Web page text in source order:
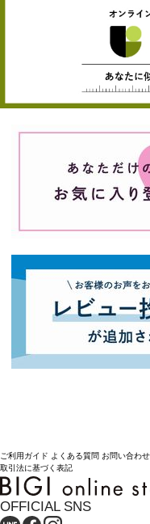
ご利用ガイド よくある質問 お問い合わせ
取引法に基づく表記
OFFICIAL SNS